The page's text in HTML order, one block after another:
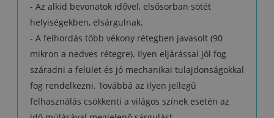
- Az alkid bevonatok idővel, elsősorban sötét
helyiségekben, elsárgulnak.
- A felhordás több vékony rétegben javasolt (90
mikron a nedves rétegre). Ilyen eljárással jól fog
száradni a felület és jó mechanikai tulajdonságokkal
fog rendelkezni. Továbbá az ilyen jellegű
felhasználás csökkenti a világos színek esetén az